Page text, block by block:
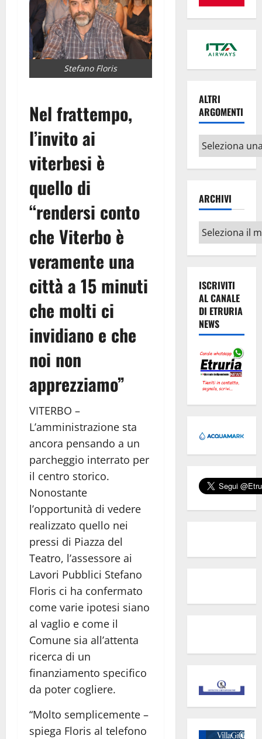
Stefano Floris
Nel frattempo,
l’invito ai
viterbesi è
quello di
“rendersi conto
che Viterbo è
veramente una
città a 15 minuti
che molti ci
invidiano e che
noi non
apprezziamo”
VITERBO –
L’amministrazione sta
ancora pensando a un
parcheggio interrato per
il centro storico.
Nonostante
l’opportunità di vedere
realizzato quello nei
pressi di Piazza del
Teatro, l’assessore ai
Lavori Pubblici Stefano
Floris ci ha confermato
come varie ipotesi siano
al vaglio e come il
Comune sia all’attenta
ricerca di un
finanziamento specifico
da poter cogliere.
“Molto semplicemente –
spiega Floris al telefono
ALTRI
ARGOMENTI
Altri
argomenti
ARCHIVI
Archivi
ISCRIVITI
AL CANALE
DI ETRURIA
NEWS